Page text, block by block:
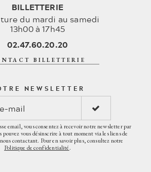
BILLETTERIE
du mardi au samedi
13h00 à 17h45
02.47.60.20.20
BILLETTERIE
NEWSLETTER
email, vous consentez à recevoir notre newsletter par
vous désinscrire à tout moment via les liens de
contactant. Pour en savoir plus, consultez notre
Politique de confidentialité.